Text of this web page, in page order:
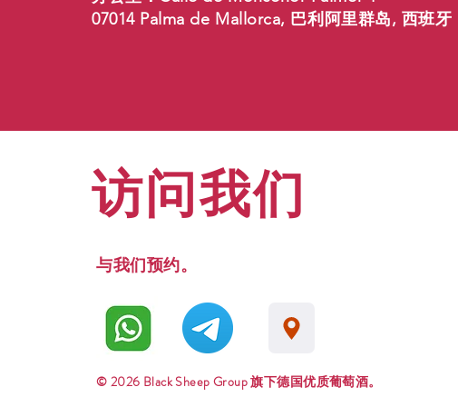
07014 Palma de Mallorca, 巴利阿里群岛, 西班牙
访问我们
与我们预约。
© 2026 Black Sheep Group 旗下德国优质葡萄酒。